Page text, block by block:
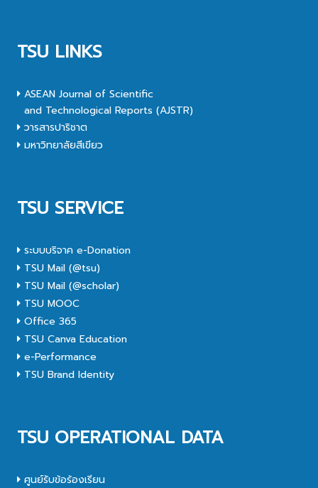
TSU LINKS
ASEAN Journal of Scientific
and Technological Reports (AJSTR)
วารสารปาริชาต
มหาวิทยาลัยสีเขียว
TSU SERVICE
ระบบบริจาค e-Donation
TSU Mail (@tsu)
TSU Mail (@scholar)
TSU MOOC
Office 365
TSU Canva Education
e-Performance
TSU Brand Identity
TSU OPERATIONAL DATA
ศูนย์รับข้อร้องเรียน